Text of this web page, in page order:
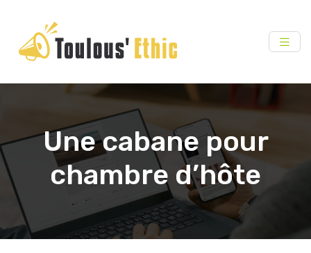
Une cabane pour
chambre d’hôte